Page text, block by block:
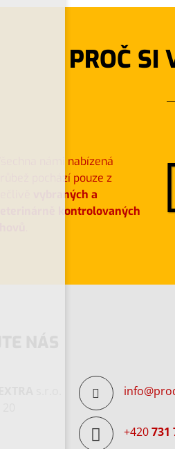
PROČ SI
Všechna námi nabízená
drůbež pochází pouze z
vybraných a
veterinárně kontrolovaných
+420731